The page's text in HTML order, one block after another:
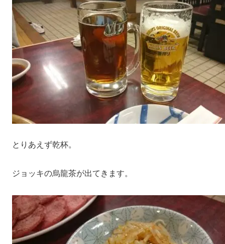
とりあえず乾杯。
ジョッキの烏龍茶が出てきます。